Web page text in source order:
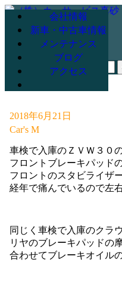
078-947-3265
会社情報
新車・中古車情報
メンテナンス
ブログ
アクセス
2018年6月21日
Car's M
車検で入庫のＺＶＷ３０
フロントブレーキパッド
フロントのスタビライザ
経年で痛んでいるので左
同じく車検で入庫のクラ
リヤのブレーキパッドの摩
合わせてブレーキオイル